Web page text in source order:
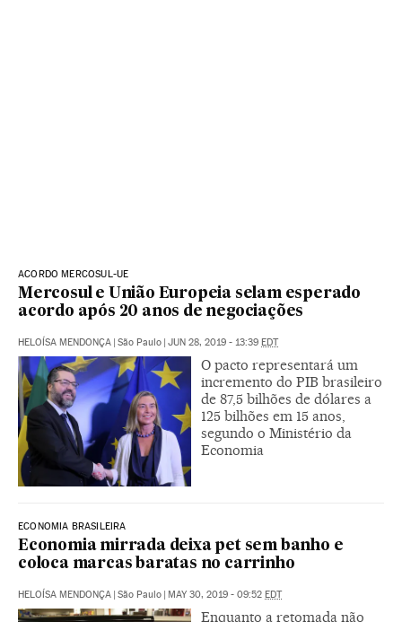
ACORDO MERCOSUL-UE
Mercosul e União Europeia selam esperado
acordo após 20 anos de negociações
HELOÍSA MENDONÇA | São Paulo | JUN 28, 2019 - 13:39 EDT
O pacto representará um
incremento do PIB brasileiro
de 87,5 bilhões de dólares a
125 bilhões em 15 anos,
segundo o Ministério da
Economia
ECONOMIA BRASILEIRA
Economia mirrada deixa pet sem banho e
coloca marcas baratas no carrinho
HELOÍSA MENDONÇA | São Paulo | MAY 30, 2019 - 09:52 EDT
Enquanto a retomada não